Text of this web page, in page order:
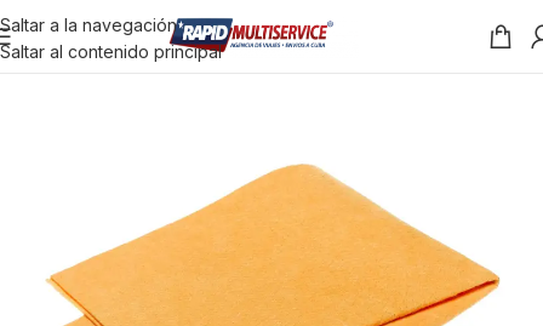
Saltar a la navegación
Saltar al contenido principal